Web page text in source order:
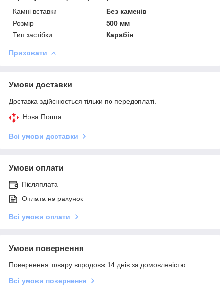
Камні вставки
Без каменів
Розмір
500 мм
Тип застібки
Карабін
Приховати
Умови доставки
Доставка здійснюється тільки по передоплаті.
Нова Пошта
Всі умови доставки
Умови оплати
Післяплата
Оплата на рахунок
Всі умови оплати
Умови повернення
Повернення товару впродовж 14 днів за домовленістю
Всі умови повернення